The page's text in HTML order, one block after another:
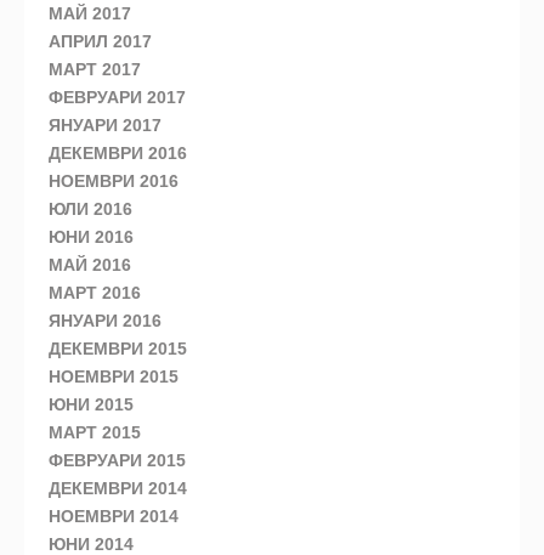
МАЙ 2017
АПРИЛ 2017
МАРТ 2017
ФЕВРУАРИ 2017
ЯНУАРИ 2017
ДЕКЕМВРИ 2016
НОЕМВРИ 2016
ЮЛИ 2016
ЮНИ 2016
МАЙ 2016
МАРТ 2016
ЯНУАРИ 2016
ДЕКЕМВРИ 2015
НОЕМВРИ 2015
ЮНИ 2015
МАРТ 2015
ФЕВРУАРИ 2015
ДЕКЕМВРИ 2014
НОЕМВРИ 2014
ЮНИ 2014